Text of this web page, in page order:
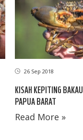
26 Sep 2018
KISAH KEPITING
PAPUA BARAT
Read More »